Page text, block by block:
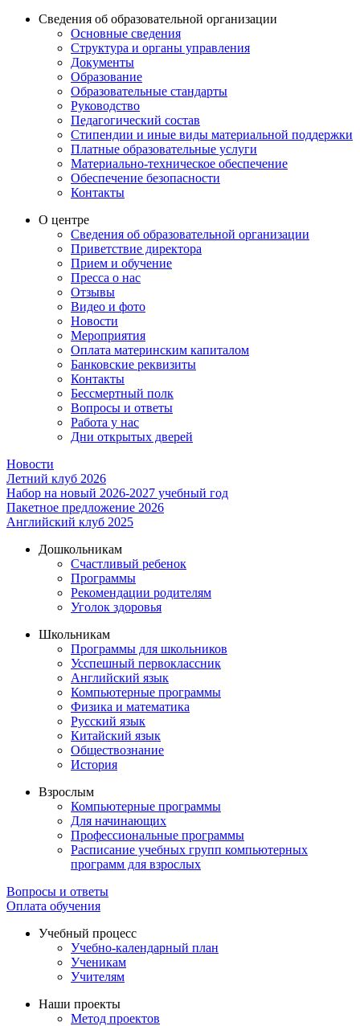
Сведения об образовательной организации
Основные сведения
Структура и органы управления
Документы
Образование
Образовательные стандарты
Руководство
Педагогический состав
Стипендии и иные виды материальной поддержки
Платные образовательные услуги
Материально-техническое обеспечение
Обеспечение безопасности
Контакты
О центре
Сведения об образовательной организации
Приветствие директора
Прием и обучение
Пресса о нас
Отзывы
Видео и фото
Новости
Мероприятия
Оплата материнским капиталом
Банковские реквизиты
Контакты
Бессмертный полк
Вопросы и ответы
Работа у нас
Дни открытых дверей
Новости
Летний клуб 2026
Набор на новый 2026-2027 учебный год
Пакетное предложение 2026
Английский клуб 2025
Дошкольникам
Счастливый ребенок
Программы
Рекомендации родителям
Уголок здоровья
Школьникам
Программы для школьников
Усспешный первоклассник
Английский язык
Компьютерные программы
Физика и математика
Русский язык
Китайский язык
Обществознание
История
Взрослым
Компьютерные программы
Для начинающих
Профессиональные программы
Расписание учебных групп компьютерных
программ для взрослых
Вопросы и ответы
Оплата обучения
Учебный процесс
Учебно-календарный план
Ученикам
Учителям
Наши проекты
Метод проектов